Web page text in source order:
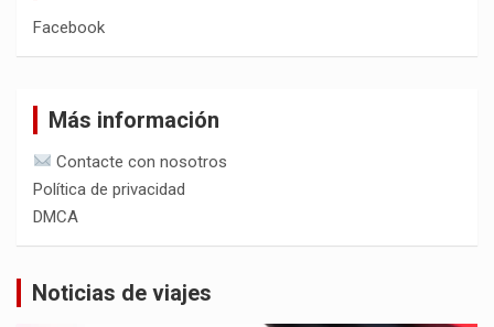
Facebook
Más información
Contacte con nosotros
Política de privacidad
DMCA
Noticias de viajes